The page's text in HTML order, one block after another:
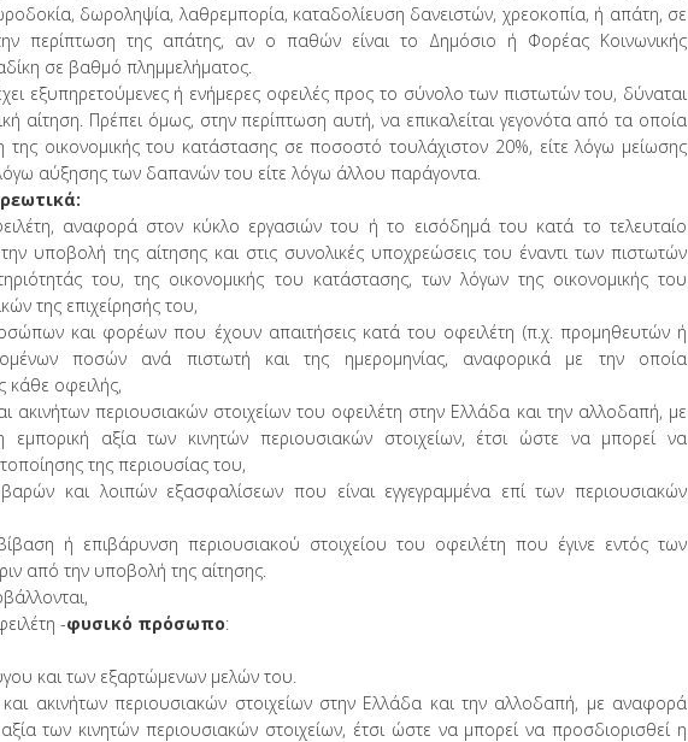
δωροληψία, λαθρεμπορία, καταδολίευση δανειστών, χρεοκοπία, ή απάτη, σε
περίπτωση της απάτης, αν ο παθών είναι το Δημόσιο ή Φορέας Κοινωνικής
σε βαθμό πλημμελήματος.
εξυπηρετούμενες ή ενήμερες οφειλές προς το σύνολο των πιστωτών του, δύναται
αίτηση. Πρέπει όμως, στην περίπτωση αυτή, να επικαλείται γεγονότα από τα οποία
της οικονομικής του κατάστασης σε ποσοστό τουλάχιστον 20%, είτε λόγω μείωσης
αύξησης των δαπανών του είτε λόγω άλλου παράγοντα.
αναφορά στον κύκλο εργασιών του ή το εισόδημά του κατά το τελευταίο
υποβολή της αίτησης και στις συνολικές υποχρεώσεις του έναντι των πιστωτών
του, της οικονομικής του κατάστασης, των λόγων της οικονομικής του
της επιχείρησής του,
και φορέων που έχουν απαιτήσεις κατά του οφειλέτη (π.χ. προμηθευτών ή
ποσών ανά πιστωτή και της ημερομηνίας, αναφορικά με την οποία
κάθε οφειλής,
ακινήτων περιουσιακών στοιχείων του οφειλέτη στην Ελλάδα και την αλλοδαπή, με
εμπορική αξία των κινητών περιουσιακών στοιχείων, έτσι ώστε να μπορεί να
της περιουσίας του,
και λοιπών εξασφαλίσεων που είναι εγγεγραμμένα επί των περιουσιακών
ή επιβάρυνση περιουσιακού στοιχείου του οφειλέτη που έγινε εντός των
από την υποβολή της αίτησης.
-φυσικό πρόσωπο:
και των εξαρτώμενων μελών του.
ακινήτων περιουσιακών στοιχείων στην Ελλάδα και την αλλοδαπή, με αναφορά
των κινητών περιουσιακών στοιχείων, έτσι ώστε να μπορεί να προσδιορισθεί η